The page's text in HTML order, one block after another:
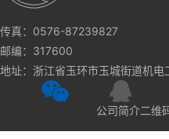
传真：0576-87239827
邮编：317600
地址：浙江省玉环市玉城街道机电
公司简介二维